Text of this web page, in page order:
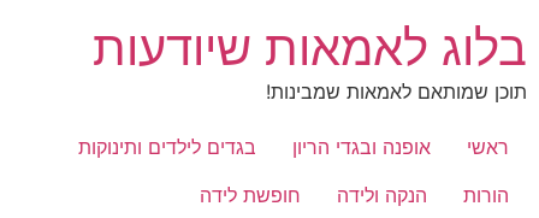
לתוכן
בלוג לאמאות שיודעות
תוכן שמותאם לאמאות שמבינות!
ראשי אופנה ובגדי הריון
בגדים לילדים ותינוקות
הורות
הנקה ולידה
חופשת לידה